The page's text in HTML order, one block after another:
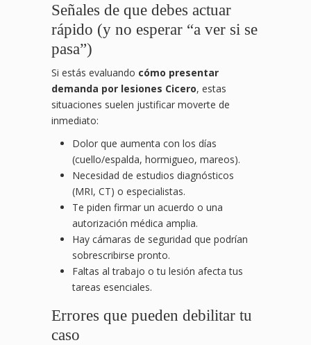
Señales de que debes actuar
rápido (y no esperar “a ver si se
pasa”)
Si estás evaluando cómo presentar
demanda por lesiones Cicero, estas
situaciones suelen justificar moverte de
inmediato:
Dolor que aumenta con los días
(cuello/espalda, hormigueo, mareos).
Necesidad de estudios diagnósticos
(MRI, CT) o especialistas.
Te piden firmar un acuerdo o una
autorización médica amplia.
Hay cámaras de seguridad que podrían
sobrescribirse pronto.
Faltas al trabajo o tu lesión afecta tus
tareas esenciales.
Errores que pueden debilitar tu
caso